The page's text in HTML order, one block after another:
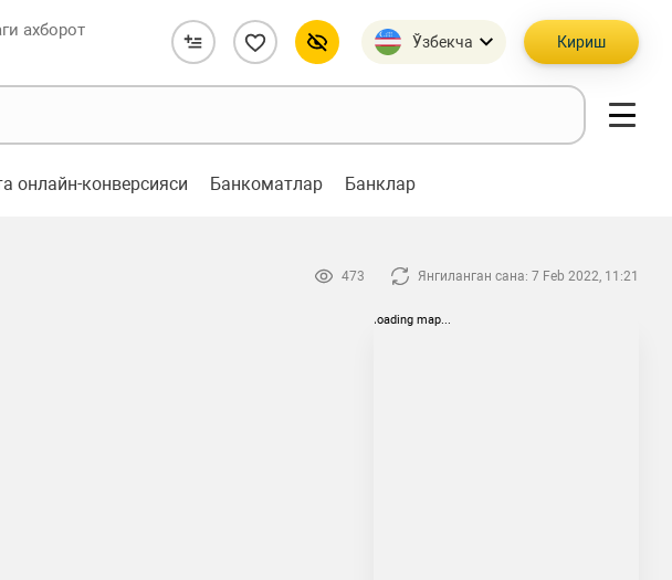
ахборот
Ўзбекча Кириш
онлайн-конверсияси Банкоматлар Банклар
473 Янгиланган сана: 7 Feb 2022, 11:21
loading map...